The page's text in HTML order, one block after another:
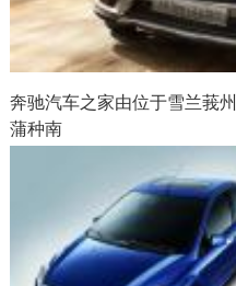
奔驰汽车之家由位于雪兰莪州
蒲种南